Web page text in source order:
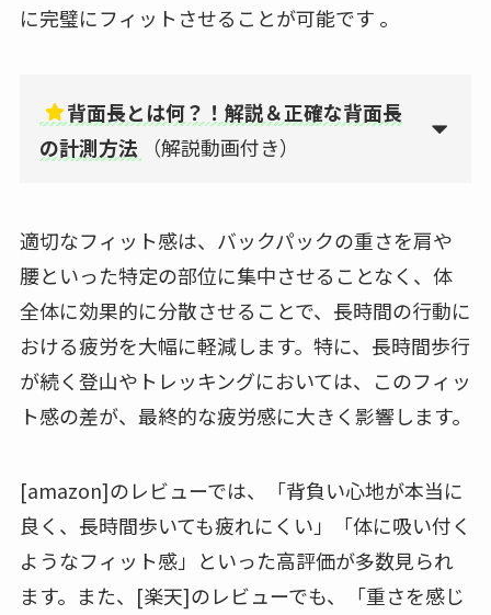
に完璧にフィットさせることが可能です 。
背面長とは何？！解説＆正確な背面長
の計測方法
（解説動画付き）
適切なフィット感は、バックパックの重さを肩や
腰といった特定の部位に集中させることなく、体
全体に効果的に分散させることで、長時間の行動に
おける疲労を大幅に軽減します。特に、長時間歩行
が続く登山やトレッキングにおいては、このフィッ
ト感の差が、最終的な疲労感に大きく影響します。
[amazon]のレビューでは、「背負い心地が本当に
良く、長時間歩いても疲れにくい」「体に吸い付く
ようなフィット感」といった高評価が多数見られ
ます。また、[楽天]のレビューでも、「重さを感じ